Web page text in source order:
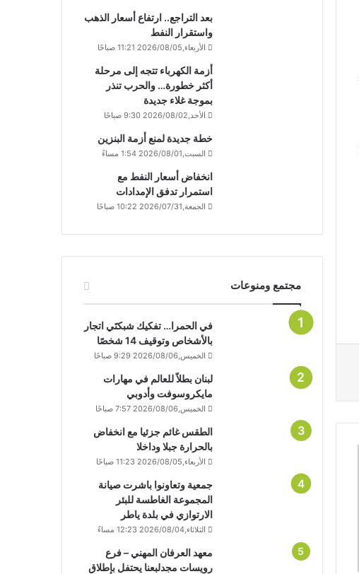
بعد التراجع.. ارتفاع أسعار الذهب
واستقرار النفط
الأربعاء,2026/08/05 11:21 صباحًا
أزمة الكهرباء تتجه إلى مرحلة
أكثر خطورة… والحرب تنذر
بموجة غلاء جديدة
الأحد,2026/08/02 9:30 صباحًا
خطة جديدة لمنع أزمة البنزين
السبت,2026/08/01 1:54 مساءً
انخفاض أسعار النفط مع
استمرار تدفق الإمدادات
الجمعة,2026/07/31 10:22 صباحًا
مجتمع ومنوعات
في الحمرا… تفكيك شبكتَي اتجار
بالأشخاص وتوقيف 14 شخصًا
الخميس,2026/08/06 9:29 صباحًا
لبنان بطلاً للعالم في مهارات
مايكروسوفت وأدوبي
الخميس,2026/08/06 7:57 صباحًا
الطقس غائم جزئيا مع انخفاض
بالحرارة جبلا وداخلا
الأربعاء,2026/08/05 11:23 صباحًا
جمعية وتعاونوا باشرت صيانة
المجموعة الغاطسة للبئر
الارتوازي في بلدة ياطر
الثلاثاء,2026/08/04 12:23 مساءً
معهد العرفان المهني – فرع
رويسات مجدلبعنا يحتفل بإطلاق